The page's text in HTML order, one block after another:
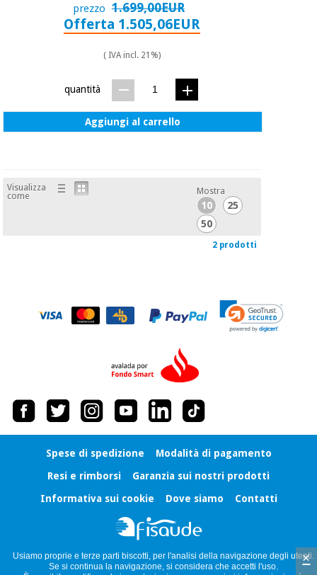
prezzo 1.699,00EUR
Offerta 1.505,06EUR
( IVA incl. 21%)
quantità
Aggiungi al carrello
Visualizza
come
Mostra
10
25
50
2 prodotti
Spese di spedizione
Modalità di pagamento
Resi e rimborsi
Garanzia sui nostri prodotti
Informativa sui cookie
Dove siamo Contatti
Usiamo proprie e terze parti biscotti, per l'analisi della navigazione degli utenti.
Se si continua la navigazione, si considera che accetti l'uso.
×